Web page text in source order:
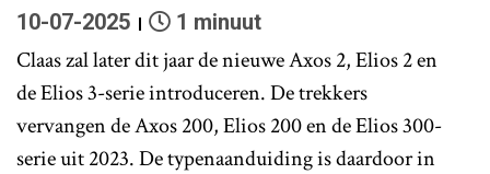
10-07-2025 1 minuut
Claas zal later dit jaar de nieuwe Axos 2, Elios 2 en
de Elios 3-serie introduceren. De trekkers
vervangen de Axos 200, Elios 200 en de Elios 300-
serie uit 2023. De typenaanduiding is daardoor in